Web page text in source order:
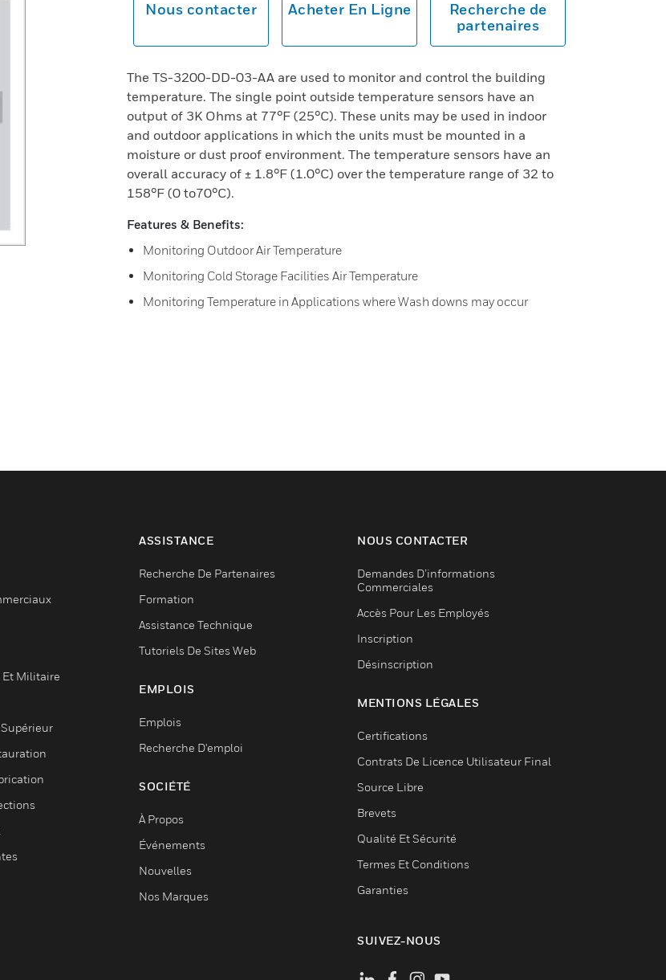
Nous contacter Acheter En Ligne
Recherche de
partenaires
The TS-3200-DD-03-AA are used to monitor and control the building
temperature. The single point outside temperature sensors have an
output of 3K Ohms at 77°F (25°C). These units may be used in indoor
and outdoor applications in which the units must be mounted in a
moisture or dust proof environment. The temperature sensors have an
overall accuracy of ± 1.8°F (1.0°C) over the temperature range of 32 to
158°F (0 to70°C).
Features & Benefits:
Monitoring Outdoor Air Temperature
Monitoring Cold Storage Facilities Air Temperature
Monitoring Temperature in Applications where Wash downs may occur
Et Militaire
ASSISTANCE
Recherche De Partenaires
Formation
Assistance Technique
Tutoriels De Sites Web
EMPLOIS
Emplois
Recherche D'emploi
SOCIÉTÉ
À Propos
Événements
Nouvelles
Nos Marques
NOUS CONTACTER
Demandes D’informations
Commerciales
Accès Pour Les Employés
Inscription
Désinscription
MENTIONS LÉGALES
Certifications
Contrats De Licence Utilisateur Final
Source Libre
Brevets
Qualité Et Sécurité
Termes Et Conditions
Garanties
SUIVEZ-NOUS